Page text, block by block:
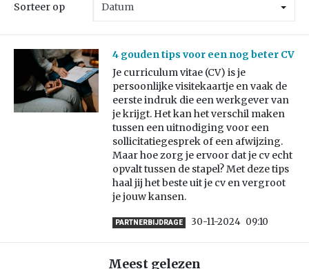
Sorteer op
4 gouden tips voor een nog beter CV
Je curriculum vitae (CV) is je
persoonlijke visitekaartje en vaak de
eerste indruk die een werkgever van
je krijgt. Het kan het verschil maken
tussen een uitnodiging voor een
sollicitatiegesprek of een afwijzing.
Maar hoe zorg je ervoor dat je cv echt
opvalt tussen de stapel? Met deze tips
haal jij het beste uit je cv en vergroot
je jouw kansen.
PARTNERBIJDRAGE 30-11-2024 09:10
Meest gelezen